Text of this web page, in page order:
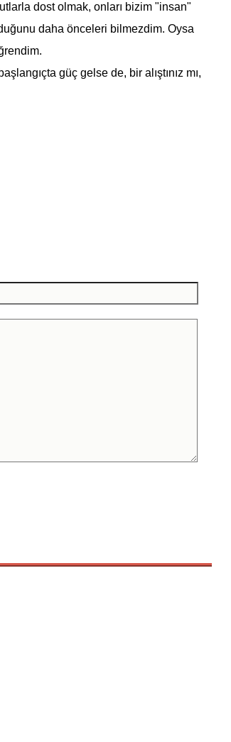
dost olmak, onları bizim "insan"
daha önceleri bilmezdim. Oysa
güç gelse de, bir alıştınız mı,